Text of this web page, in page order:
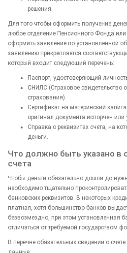
решения.
Для того чтобы оформить получение
любое отделение Пенсионного Фонда
оформить заявление по установленной
заявлению прикрепляется
который входит следующий перечень:
Паспорт, удостоверяющий
СНИЛС (Страховое свидетельство
страхования).
Сертификат на материнский
оригинал документа испорчен или
Справка о реквизитах счета, на
деньги.
Что должно быть указано в
счета
Чтобы деньги обязательно дошли до
необходимо тщательно
банковских реквизитов. В некоторых
платная, хотя большинство банков
безвозмездно, при этом установленная
отличаться от требуемой государством
В перечне обязательных сведений о